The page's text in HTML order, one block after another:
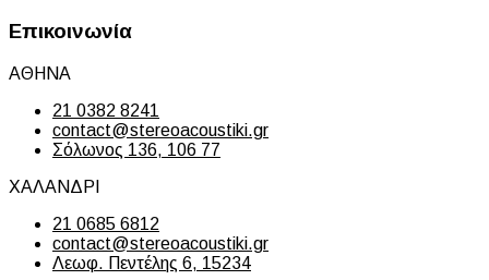
Επικοινωνία
ΑΘΗΝΑ
21 0382 8241
contact@stereoacoustiki.gr
Σόλωνος 136, 106 77
ΧΑΛΑΝΔΡΙ
21 0685 6812
contact@stereoacoustiki.gr
Λεωφ. Πεντέλης 6, 15234